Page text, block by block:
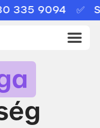
9094 ✅ SOS